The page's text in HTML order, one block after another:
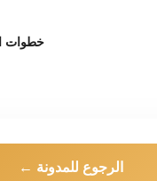
خطوات
← الرجوع للمدونة